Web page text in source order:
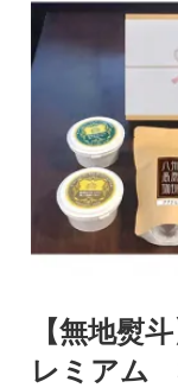
【無地熨
レミアム